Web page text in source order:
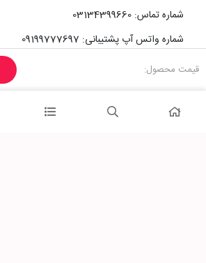
قیمت محصول:
شماره تماس: 03134399660
شماره واتس آپ پشتیبانی: 09199777697
اصفهان، خیابان رزمندگان، کوچه شماره سه فرعی 2 پلاک 10